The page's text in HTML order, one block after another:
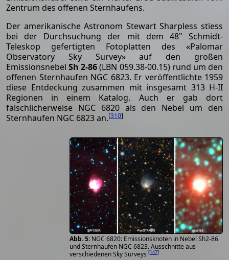
Zentrum des offenen Sternhaufens.
Der amerikanische Astronom Stewart Sharpless stiess
bei der Durchsuchung der mit dem 48" Schmidt-
Teleskop gefertigten Fotoplatten des «Palomar
Observatory Sky Survey» auf den großen
EmissionsnebelSh 2-86(LBN 059.38-00.15) rund um den
offenen Sternhaufen NGC 6823. Er veröffentlichte 1959
diese Entdeckung zusammen mit insgesamt 313 H-II
Regionen in einem Katalog. Auch er gab dort
fälschlicherweise NGC 6820 als den Nebel um den
Sternhaufen NGC 6823 an.[310]
NGC 6820: Emissionsknoten in Nebel Sh2-86
und Sternhaufen NGC 6823. Ausschnitte aus
verschiedenen Sky Surveys [147]